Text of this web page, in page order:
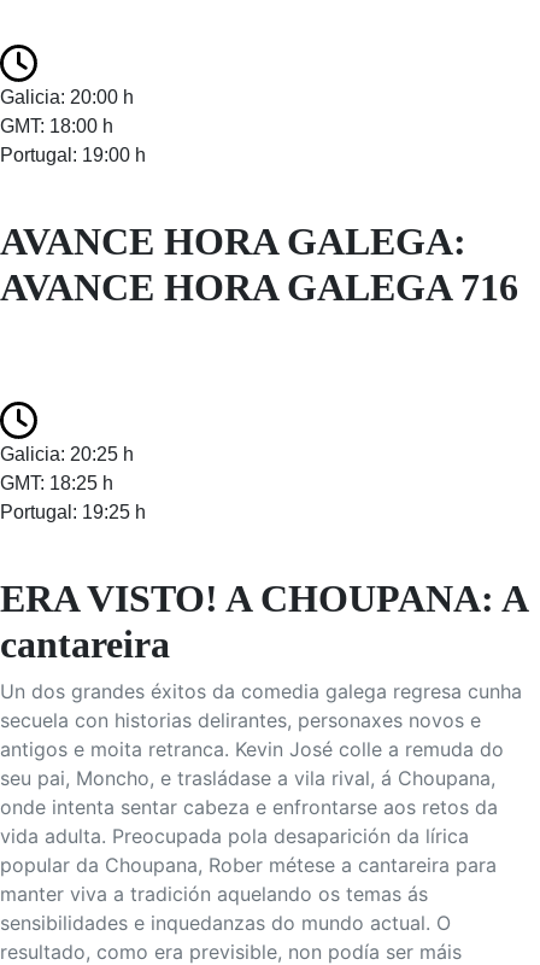
Galicia: 20:00 h
GMT: 18:00 h
Portugal: 19:00 h
AVANCE HORA GALEGA:
AVANCE HORA GALEGA 716
Galicia: 20:25 h
GMT: 18:25 h
Portugal: 19:25 h
ERA VISTO! A CHOUPANA: A
cantareira
Un dos grandes éxitos da comedia galega regresa cunha
secuela con historias delirantes, personaxes novos e
antigos e moita retranca. Kevin José colle a remuda do
seu pai, Moncho, e trasládase a vila rival, á Choupana,
onde intenta sentar cabeza e enfrontarse aos retos da
vida adulta. Preocupada pola desaparición da lírica
popular da Choupana, Rober métese a cantareira para
manter viva a tradición aquelando os temas ás
sensibilidades e inquedanzas do mundo actual. O
resultado, como era previsible, non podía ser máis